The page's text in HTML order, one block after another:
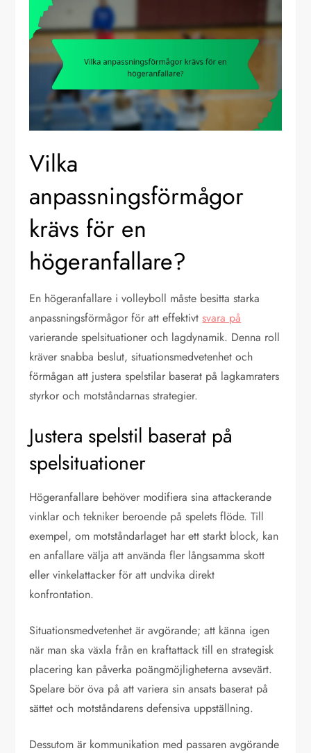
Vilka
anpassningsförmågor
krävs för en
högeranfallare?
En högeranfallare i volleyboll måste besitta starka
anpassningsförmågor för att effektivtsvara på
varierande spelsituationer och lagdynamik. Denna roll
kräver snabba beslut, situationsmedvetenhet och
förmågan att justera spelstilar baserat på lagkamraters
styrkor och motståndarnas strategier.
Justera spelstil baserat på
spelsituationer
Högeranfallare behöver modifiera sina attackerande
vinklar och tekniker beroende på spelets flöde. Till
exempel, om motståndarlaget har ett starkt block, kan
en anfallare välja att använda fler långsamma skott
eller vinkelattacker för att undvika direkt
konfrontation.
Situationsmedvetenhet är avgörande; att känna igen
när man ska växla från en kraftattack till en strategisk
placering kan påverka poängmöjligheterna avsevärt.
Spelare bör öva på att variera sin ansats baserat på
sättet och motståndarens defensiva uppställning.
Dessutom är kommunikation med passaren avgörande